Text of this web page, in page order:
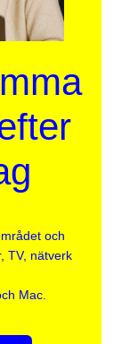
och
TV, nätverk
Mac.